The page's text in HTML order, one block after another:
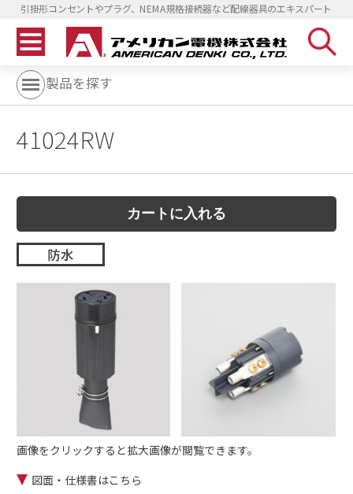
引掛形コンセントやプラグ、NEMA規格接続器など配線器具のエキスパート
製品を探す
41024RW
防水
画像をクリックすると拡大画像が閲覧できます。
図面・仕様書はこちら